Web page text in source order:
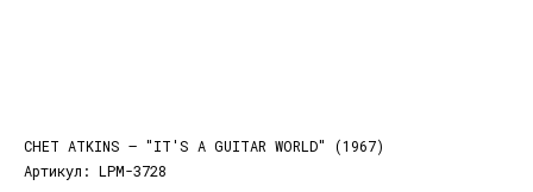
CHET ATKINS – "IT'S A GUITAR WORLD" (1967)
Артикул: LPM-3728